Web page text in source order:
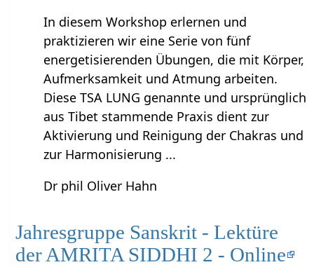
In diesem Workshop erlernen und
praktizieren wir eine Serie von fünf
energetisierenden Übungen, die mit Körper,
Aufmerksamkeit und Atmung arbeiten.
Diese TSA LUNG genannte und ursprünglich
aus Tibet stammende Praxis dient zur
Aktivierung und Reinigung der Chakras und
zur Harmonisierung ...
Dr phil Oliver Hahn
Jahresgruppe Sanskrit - Lektüre
der AMRITA SIDDHI 2 - Online